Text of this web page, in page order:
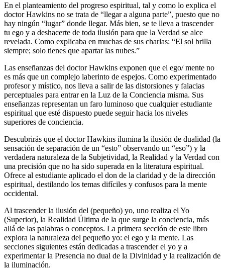
En el planteamiento del progreso espiritual, tal y como lo explica el
doctor Hawkins no se trata de “llegar a alguna parte”, puesto que no
hay ningún “lugar” donde llegar. Más bien, se te lleva a trascender
tu ego y a deshacerte de toda ilusión para que la Verdad se alce
revelada. Como explicaba en muchas de sus charlas: “El sol brilla
siempre; solo tienes que apartar las nubes.”
Las enseñanzas del doctor Hawkins exponen que el ego/ mente no
es más que un complejo laberinto de espejos. Como experimentado
profesor y místico, nos lleva a salir de las distorsiones y falacias
perceptuales para entrar en la Luz de la Conciencia misma. Sus
enseñanzas representan un faro luminoso que cualquier estudiante
espiritual que esté dispuesto puede seguir hacia los niveles
superiores de conciencia.
Descubrirás que el doctor Hawkins ilumina la ilusión de dualidad (la
sensación de separación de un “esto” observando un “eso”) y la
verdadera naturaleza de la Subjetividad, la Realidad y la Verdad con
una precisión que no ha sido superada en la literatura espiritual.
Ofrece al estudiante aplicado el don de la claridad y de la dirección
espiritual, destilando los temas difíciles y confusos para la mente
occidental.
Al trascender la ilusión del (pequeño) yo, uno realiza el Yo
(Superior), la Realidad Última de la que surge la conciencia, más
allá de las palabras o conceptos. La primera sección de este libro
explora la naturaleza del pequeño yo: el ego y la mente. Las
secciones siguientes están dedicadas a trascender el yo y a
experimentar la Presencia no dual de la Divinidad y la realización de
la iluminación.